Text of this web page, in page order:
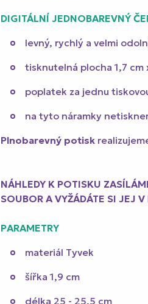
DIGITÁLNÍ JEDNOBAREVNÝ
levný, rychlý a velmi
tisknutelná plocha 1,7 cm
poplatek za jednu
na tyto náramky
Plnobarevný potisk
NÁHLEDY K POTISKU
SOUBOR A VYŽÁDÁTE SI JEJ
PARAMETRY
materiál Tyvek
šířka 1,9 cm
délka 25 - 25,5 cm